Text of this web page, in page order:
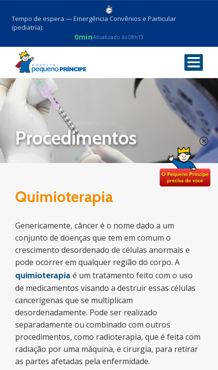
Tempo de espera — Emergência Convênios e Particular
(pediatria):
0minAtualizado às 08h13
Voltar
Procedimentos
Quimioterapia
Genericamente, câncer é o nome dado a um
conjunto de doenças que tem em comum o
crescimento desordenado de células anormais e
pode ocorrer em qualquer região do corpo. A
quimioterapiaé um tratamento feito com o uso
de medicamentos visando a destruir essas células
cancerígenas que se multiplicam
desordenadamente. Pode ser realizado
separadamente ou combinado com outros
procedimentos, como radioterapia, que é feita com
radiação por uma máquina, e cirurgia, para retirar
as partes afetadas pela enfermidade.